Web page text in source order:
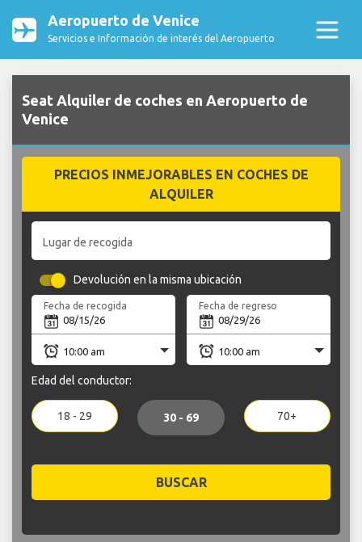
Aeropuerto de Venice
Servicios e Información de interés del Aeropuerto
Seat Alquiler de coches en Aeropuerto de
Venice
PRECIOS INMEJORABLES EN COCHES DE
ALQUILER
Lugar de recogida
Devolución en la misma ubicación
Fecha de recogida Fecha de regreso
Edad del conductor:
18 - 29 30 - 69 70+
BUSCAR